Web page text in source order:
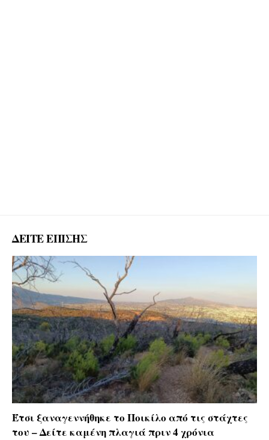
ΔΕΙΤΕ ΕΠΙΣΗΣ
Έτσι ξαναγεννήθηκε το Ποικίλο από τις στάχτες
του – Δείτε καμένη πλαγιά πριν 4 χρόνια